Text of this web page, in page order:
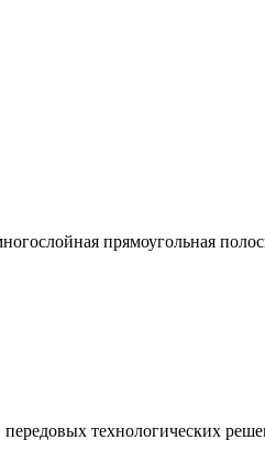
прямоугольная
технологических